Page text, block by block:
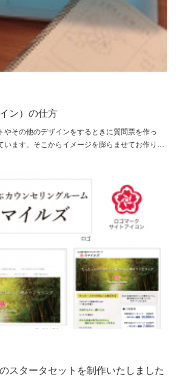
ン）の仕方
やその他のデザインをするときに質問票を作っ
います。そこからイメージを膨らませてお作り…
スタータセットを制作いたしました